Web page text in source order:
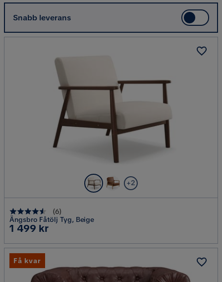
Snabb leverans
+2
(6)
Ängsbro Fåtölj Tyg, Beige
Pris
1 499 kr
Få kvar